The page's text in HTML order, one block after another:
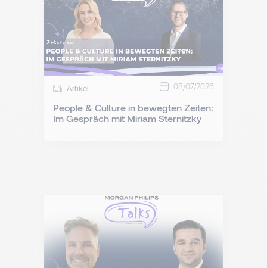
Artikel 08/07/2026
People & Culture in bewegten Zeiten:
Im Gespräch mit Miriam Sternitzky